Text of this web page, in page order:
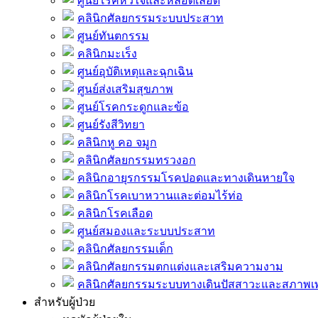
คลินิกศัลยกรรมระบบประสาท
ศูนย์ทันตกรรม
คลินิกมะเร็ง
ศูนย์อุบัติเหตุและฉุกเฉิน
ศูนย์ส่งเสริมสุขภาพ
ศูนย์โรคกระดูกและข้อ
ศูนย์รังสีวิทยา
คลินิกหู คอ จมูก
คลินิกศัลยกรรมทรวงอก
คลินิกอายุรกรรมโรคปอดและทางเดินหายใจ
คลินิกโรคเบาหวานและต่อมไร้ท่อ
คลินิกโรคเลือด
ศูนย์สมองและระบบประสาท
คลินิกศัลยกรรมเด็ก
คลินิกศัลยกรรมตกแต่งและเสริมความงาม
คลินิกศัลยกรรมระบบทางเดินปัสสาวะและสภาพเ
สำหรับผู้ป่วย